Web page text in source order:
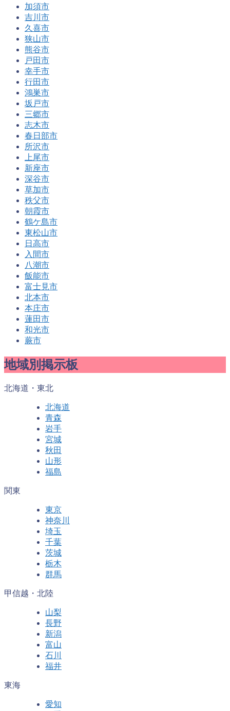
加須市
吉川市
久喜市
狭山市
熊谷市
戸田市
幸手市
行田市
鴻巣市
坂戸市
三郷市
志木市
春日部市
所沢市
上尾市
新座市
深谷市
草加市
秩父市
朝霞市
鶴ケ島市
東松山市
日高市
入間市
八潮市
飯能市
富士見市
北本市
本庄市
蓮田市
和光市
蕨市
地域別掲示板
北海道・東北
北海道
青森
岩手
宮城
秋田
山形
福島
関東
東京
神奈川
埼玉
千葉
茨城
栃木
群馬
甲信越・北陸
山梨
長野
新潟
富山
石川
福井
東海
愛知